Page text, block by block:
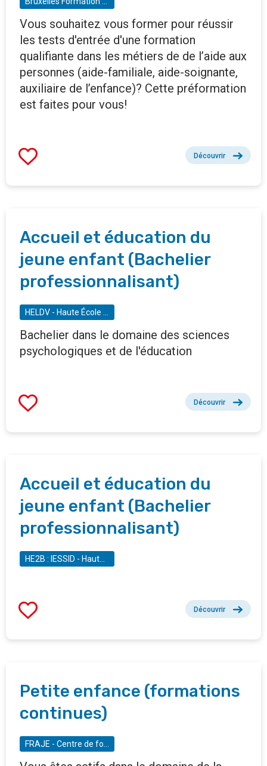
Vous souhaitez vous former pour réussir
les tests d'entrée d'une formation
qualifiante dans les métiers de de l’aide aux
personnes (aide-familiale, aide-soignante,
auxiliaire de l’enfance)? Cette préformation
est faites pour vous!
Découvrir
Accueil et éducation du
jeune enfant (Bachelier
professionnalisant)
Bachelier dans le domaine des sciences
psychologiques et de l'éducation
Découvrir
Accueil et éducation du
jeune enfant (Bachelier
professionnalisant)
Découvrir
Petite enfance (formations
continues)